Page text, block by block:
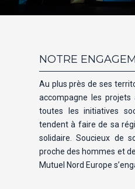
NOTRE
Au plus près de ses
accompagne les
toutes les initiatives
tendent à faire de sa
solidaire. Soucieux de
proche des hommes et
Mutuel Nord Europe